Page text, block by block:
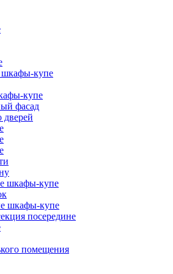
шкафы-купе
купе
фасад
дверей
шкафы-купе
шкафы-купе
посередине
помещения